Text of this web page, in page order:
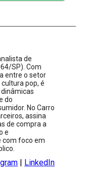
de
SP). Com
entre o setor
pop, é
do
No Carro
assina
de compra a
e
com foco em
| LinkedIn